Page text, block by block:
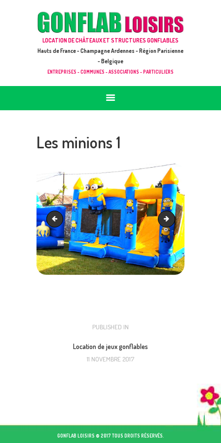
LOCATION DE CHÂTEAUX ET STRUCTURES GONFLABLES
Hauts de France - Champagne Ardennes - Région Parisienne
- Belgique
ENTREPRISES - COMMUNES - ASSOCIATIONS - PARTICULIERS
GONFLAB LOISIRS
ACCUEIL
JEUX À LOUER & PRESTATIONS
CATALOGUE / TARIF
DEMANDE DE DEVIS (SOUS 24H)
Les minions 1
Rouli roula 3 Maxi Aventure 01
NAVIGATION
PUBLISHED IN
Location de jeux gonflables
11 NOVEMBRE 2017
GONFLAB LOISIRS © 2017 TOUS DROITS RÉSERVÉS.